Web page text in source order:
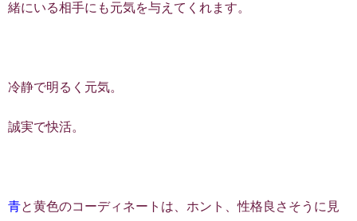
緒にいる相手にも元気を与えてくれます。
冷静で明るく元気。
誠実で快活。
青と黄色のコーディネートは、ホント、性格良さそうに見